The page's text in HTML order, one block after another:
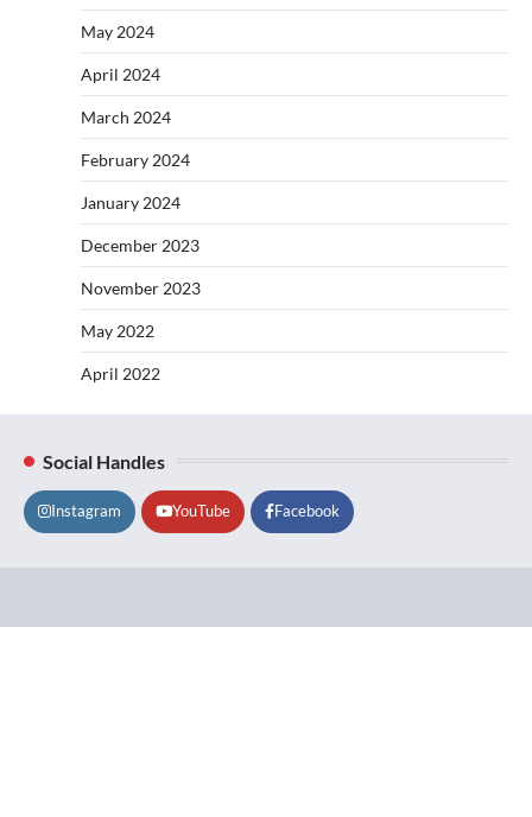
May 2024
April 2024
March 2024
February 2024
January 2024
December 2023
November 2023
May 2022
April 2022
Social Handles
Instagram YouTube Facebook